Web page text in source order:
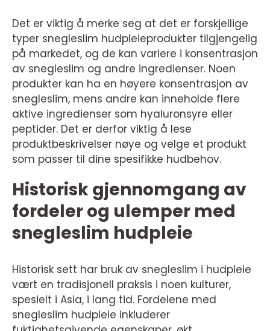
Det er viktig å merke seg at det er forskjellige
typer snegleslim hudpleieprodukter tilgjengelig
på markedet, og de kan variere i konsentrasjon
av snegleslim og andre ingredienser. Noen
produkter kan ha en høyere konsentrasjon av
snegleslim, mens andre kan inneholde flere
aktive ingredienser som hyaluronsyre eller
peptider. Det er derfor viktig å lese
produktbeskrivelser nøye og velge et produkt
som passer til dine spesifikke hudbehov.
Historisk gjennomgang av
fordeler og ulemper med
snegleslim hudpleie
Historisk sett har bruk av snegleslim i hudpleie
vært en tradisjonell praksis i noen kulturer,
spesielt i Asia, i lang tid. Fordelene med
snegleslim hudpleie inkluderer